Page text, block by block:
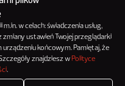
w celach: świadczenia usług,
ustawień Twojej przeglądarki
urządzeniu końcowym. Pamiętaj, że
znajdziesz w Polityce
. z o.o.